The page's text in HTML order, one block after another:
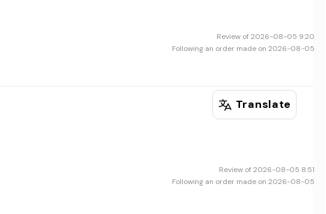
Review of 2026-08-05 9:20
Following an order made on 2026-08-05
Translate
Review of 2026-08-05 8:51
Following an order made on 2026-08-05